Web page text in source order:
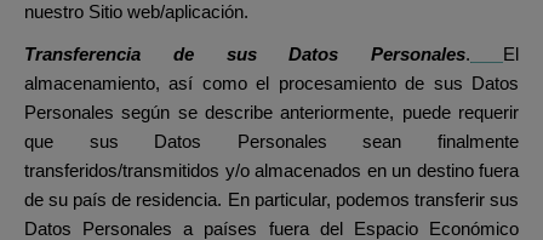
nuestro Sitio web/aplicación.
Transferencia de sus Datos Personales.
El
almacenamiento, así como el procesamiento de sus Datos
Personales según se describe anteriormente, puede requerir
que sus Datos Personales sean finalmente
transferidos/transmitidos y/o almacenados en un destino fuera
de su país de residencia. En particular, podemos transferir sus
Datos Personales a países fuera del Espacio Económico